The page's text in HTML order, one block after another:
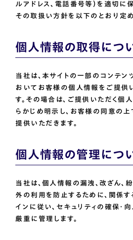
ルアドレス、電話番号等）を適切に
その取扱い方針を以下のとおり定め
個人情報の取得につ
当社は、本サイトの一部のコンテン
おいてお客様の個人情報をご提供
す。その場合は、ご提供いただく個
らかじめ明示し、お客様の同意の上
提供いただきます。
個人情報の管理につ
当社は、個人情報の漏洩、改ざん、
外の利用を防止するために、関係す
インに従い、セキュリティの確保・
厳重に管理します。